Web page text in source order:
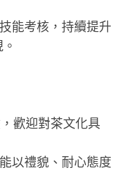
能考核，持續提升
歡迎對茶文化具
以禮貌、耐心態度